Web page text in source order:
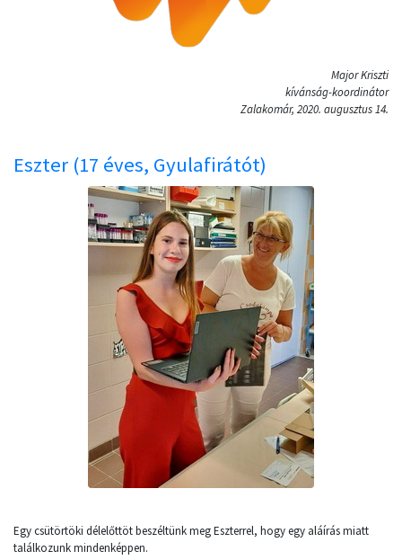
Major Kriszti
kívánság-koordinátor
Zalakomár, 2020. augusztus 14.
Eszter (17 éves, Gyulafirátót)
Egy csütörtöki délelőttöt beszéltünk meg Eszterrel, hogy egy aláírás miatt
találkozunk mindenképpen.